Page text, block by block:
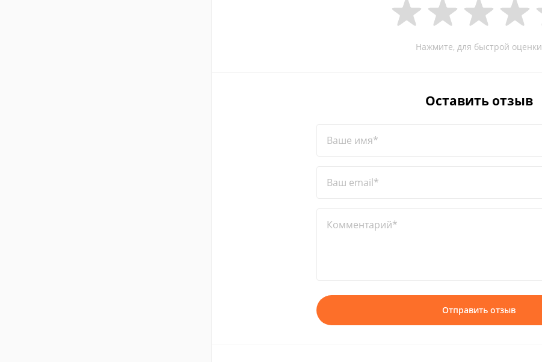
Нажмите, для быстрой оценки
Оставить отзыв
Ваше имя*
Ваш email*
Комментарий*
Отправить отзыв